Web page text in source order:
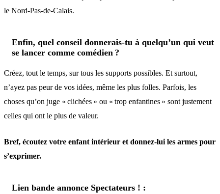
le Nord-Pas-de-Calais.
Enfin, quel conseil donnerais-tu à quelqu’un qui veut
se lancer comme comédien ?
Créez, tout le temps, sur tous les supports possibles. Et surtout,
n’ayez pas peur de vos idées, même les plus folles. Parfois, les
choses qu’on juge « clichées » ou « trop enfantines » sont justement
celles qui ont le plus de valeur.
Bref, écoutez votre enfant intérieur et donnez-lui les armes pour
s’exprimer.
Lien bande annonce Spectateurs ! :